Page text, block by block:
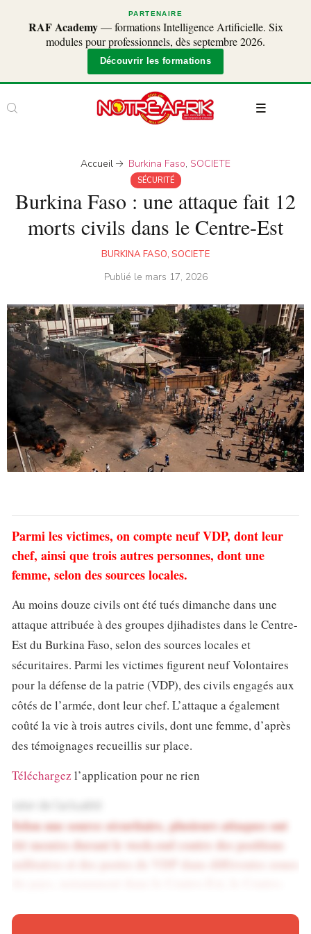
PARTENAIRE
RAF Academy— formations Intelligence Artificielle. Six
modules pour professionnels, dès septembre 2026.
Découvrir les formations
Accueil Burkina Faso, SOCIETE
SÉCURITÉ
Burkina Faso : une attaque fait 12
morts civils dans le Centre-Est
BURKINA FASO, SOCIETE
Publié le mars 17, 2026
Parmi les victimes, on compte neuf VDP, dont leur
chef, ainsi que trois autres personnes, dont une
femme, selon des sources locales.
Au moins douze civils ont été tués dimanche dans une
attaque attribuée à des groupes djihadistes dans le Centre-
Est du Burkina Faso, selon des sources locales et
sécuritaires. Parmi les victimes figurent neuf Volontaires
pour la défense de la patrie (VDP), des civils engagés aux
côtés de l’armée, dont leur chef. L’attaque a également
coûté la vie à trois autres civils, dont une femme, d’après
des témoignages recueillis sur place.
Téléchargez l’application pour ne rien
Selon une source sécuritaire, plusieurs attaques ont
été menées durant le week-end contre des positions